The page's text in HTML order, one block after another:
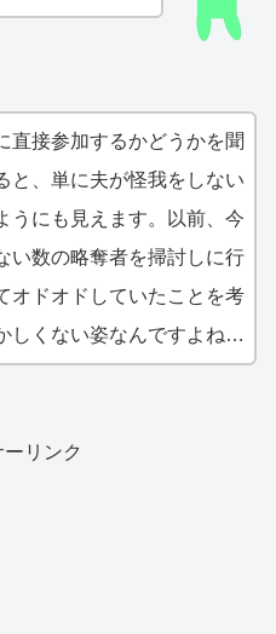
直接参加するかどうかを聞
と、単に夫が怪我をしない
うにも見えます。以前、今
い数の略奪者を掃討しに行
オドオドしていたことを考
しくない姿なんですよね…
リンク